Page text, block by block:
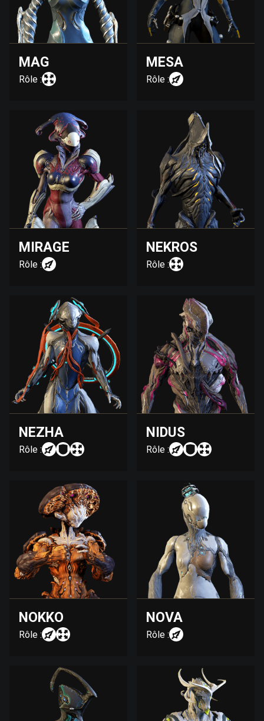
MAG
Rôle :
MESA
Rôle :
MIRAGE
Rôle :
NEKROS
Rôle :
NEZHA
Rôle :
NIDUS
Rôle :
NOKKO
Rôle :
NOVA
Rôle :